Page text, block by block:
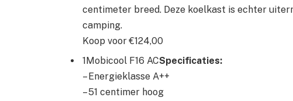
centimeter breed. Deze koelkast is echter
camping.
Koop voor €124,00
1Mobicool F16 ACSpecificaties:
– Energieklasse A++
– 51 centimer hoog